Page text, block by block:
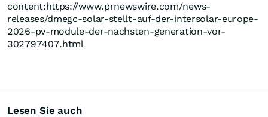
content:https://www.prnewswire.com/news-
releases/dmegc-solar-stellt-auf-der-intersolar-europe-
2026-pv-module-der-nachsten-generation-vor-
302797407.html
Lesen Sie auch